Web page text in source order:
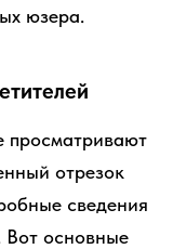
юзера.
просматривают
отрезок
сведения
Вот основные